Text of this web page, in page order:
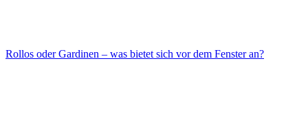
Rollos oder Gardinen – was bietet sich vor dem Fenster an?